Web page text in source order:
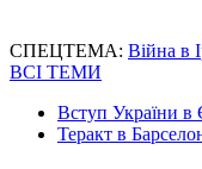
СПЕЦТЕМА: Війна в
ВСІ ТЕМИ
Вступ України в
Теракт в